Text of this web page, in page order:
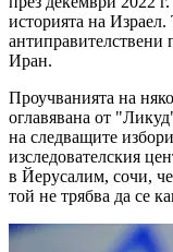
историята на Израел.
антиправителствени
Иран.
Проучванията на
оглавявана от
на следващите
изследователския
в Йерусалим, сочи,
той не трябва да се